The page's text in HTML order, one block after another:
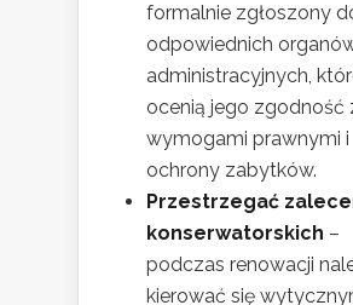
formalnie zgłoszony
odpowiednich
administracyjnych,
ocenią jego zgodność
wymogami prawnymi i
ochrony zabytków.
Przestrzegać
konserwatorskich –
podczas renowacji
kierować się